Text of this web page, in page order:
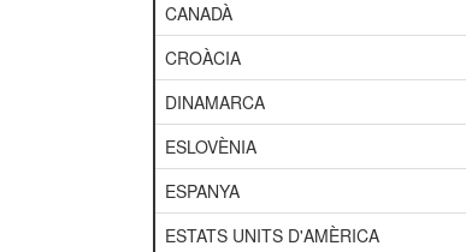
CANADÀ
CROÀCIA
DINAMARCA
ESLOVÈNIA
ESPANYA
ESTATS UNITS D'AMÈRICA